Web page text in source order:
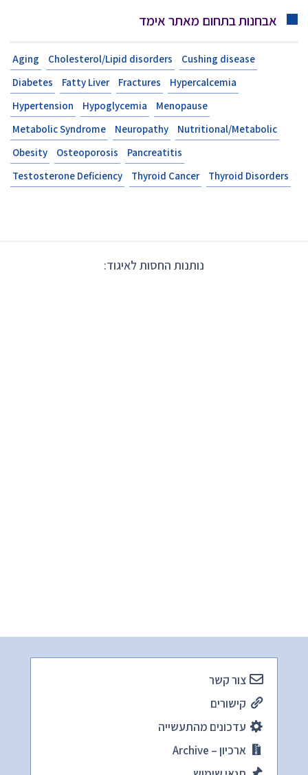
אבחנות בתחום מאתר אימד
Aging Cholesterol/Lipid disorders
Cushing disease
Diabetes
Fatty Liver Fractures
Hypercalcemia
Hypertension
Hypoglycemia
Menopause
Metabolic Syndrome
Neuropathy
Nutritional/Metabolic
Obesity
Osteoporosis
Pancreatitis
Testosterone Deficiency
Thyroid Cancer Thyroid Disorders
נותנות החסות לאיגוד:
צור קשר
קישורים
עדכונים מהתעשייה
ארכיון – Archive